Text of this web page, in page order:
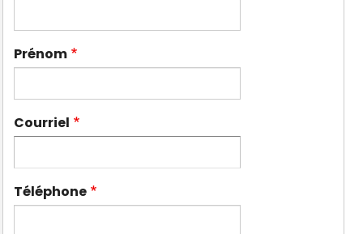
Prénom
Courriel
Téléphone